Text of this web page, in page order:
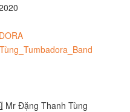
Mr Đặng Thanh Tùng